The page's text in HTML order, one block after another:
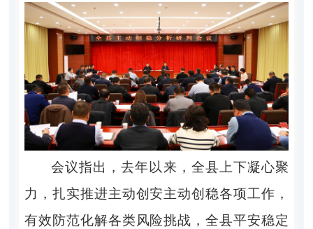
会议指出，去年以来，全县上下凝心聚
力，扎实推进主动创安主动创稳各项工作，
有效防范化解各类风险挑战，全县平安稳定